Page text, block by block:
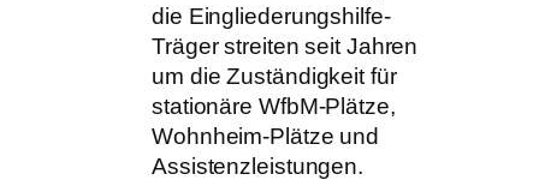
die Eingliederungshilfe-
Träger streiten seit Jahren
um die Zuständigkeit für
stationäre WfbM-Plätze,
Wohnheim-Plätze und
Assistenzleistungen.